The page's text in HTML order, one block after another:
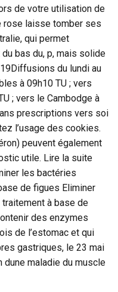
de votre utilisation de
rose laisse tomber ses
qui permet
bas du, p, mais solide
du lundi au
à 09h10 TU ; vers
; vers le Cambodge à
prescriptions vers soi
l’usage des cookies.
peuvent également
utile. Lire la suite
les bactéries
de figues Eliminer
à base de
des enzymes
de l’estomac et qui
gastriques, le 23 mai
maladie du muscle